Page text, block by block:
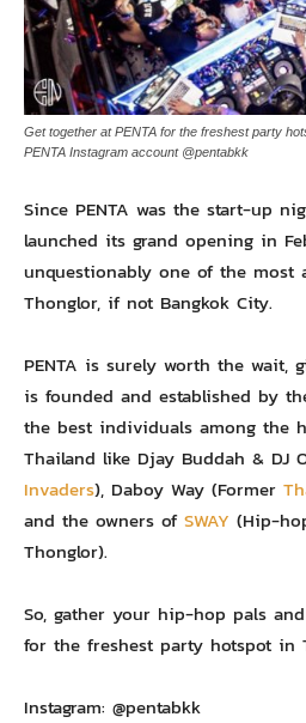
Get together at PENTA for the freshest party
PENTA Instagram account @pentabkk
Since PENTA was the start-up
launched its grand opening in
unquestionably one of the most
Thonglor, if not Bangkok City.
PENTA is surely worth the wait,
is founded and established by
the best individuals among the
Thailand like Djay Buddah & DJ
Invaders), Daboy Way (Former
and the owners of SWAY (Hip-
Thonglor).
So, gather your hip-hop pals
for the freshest party hotspot in
Instagram: @pentabkk